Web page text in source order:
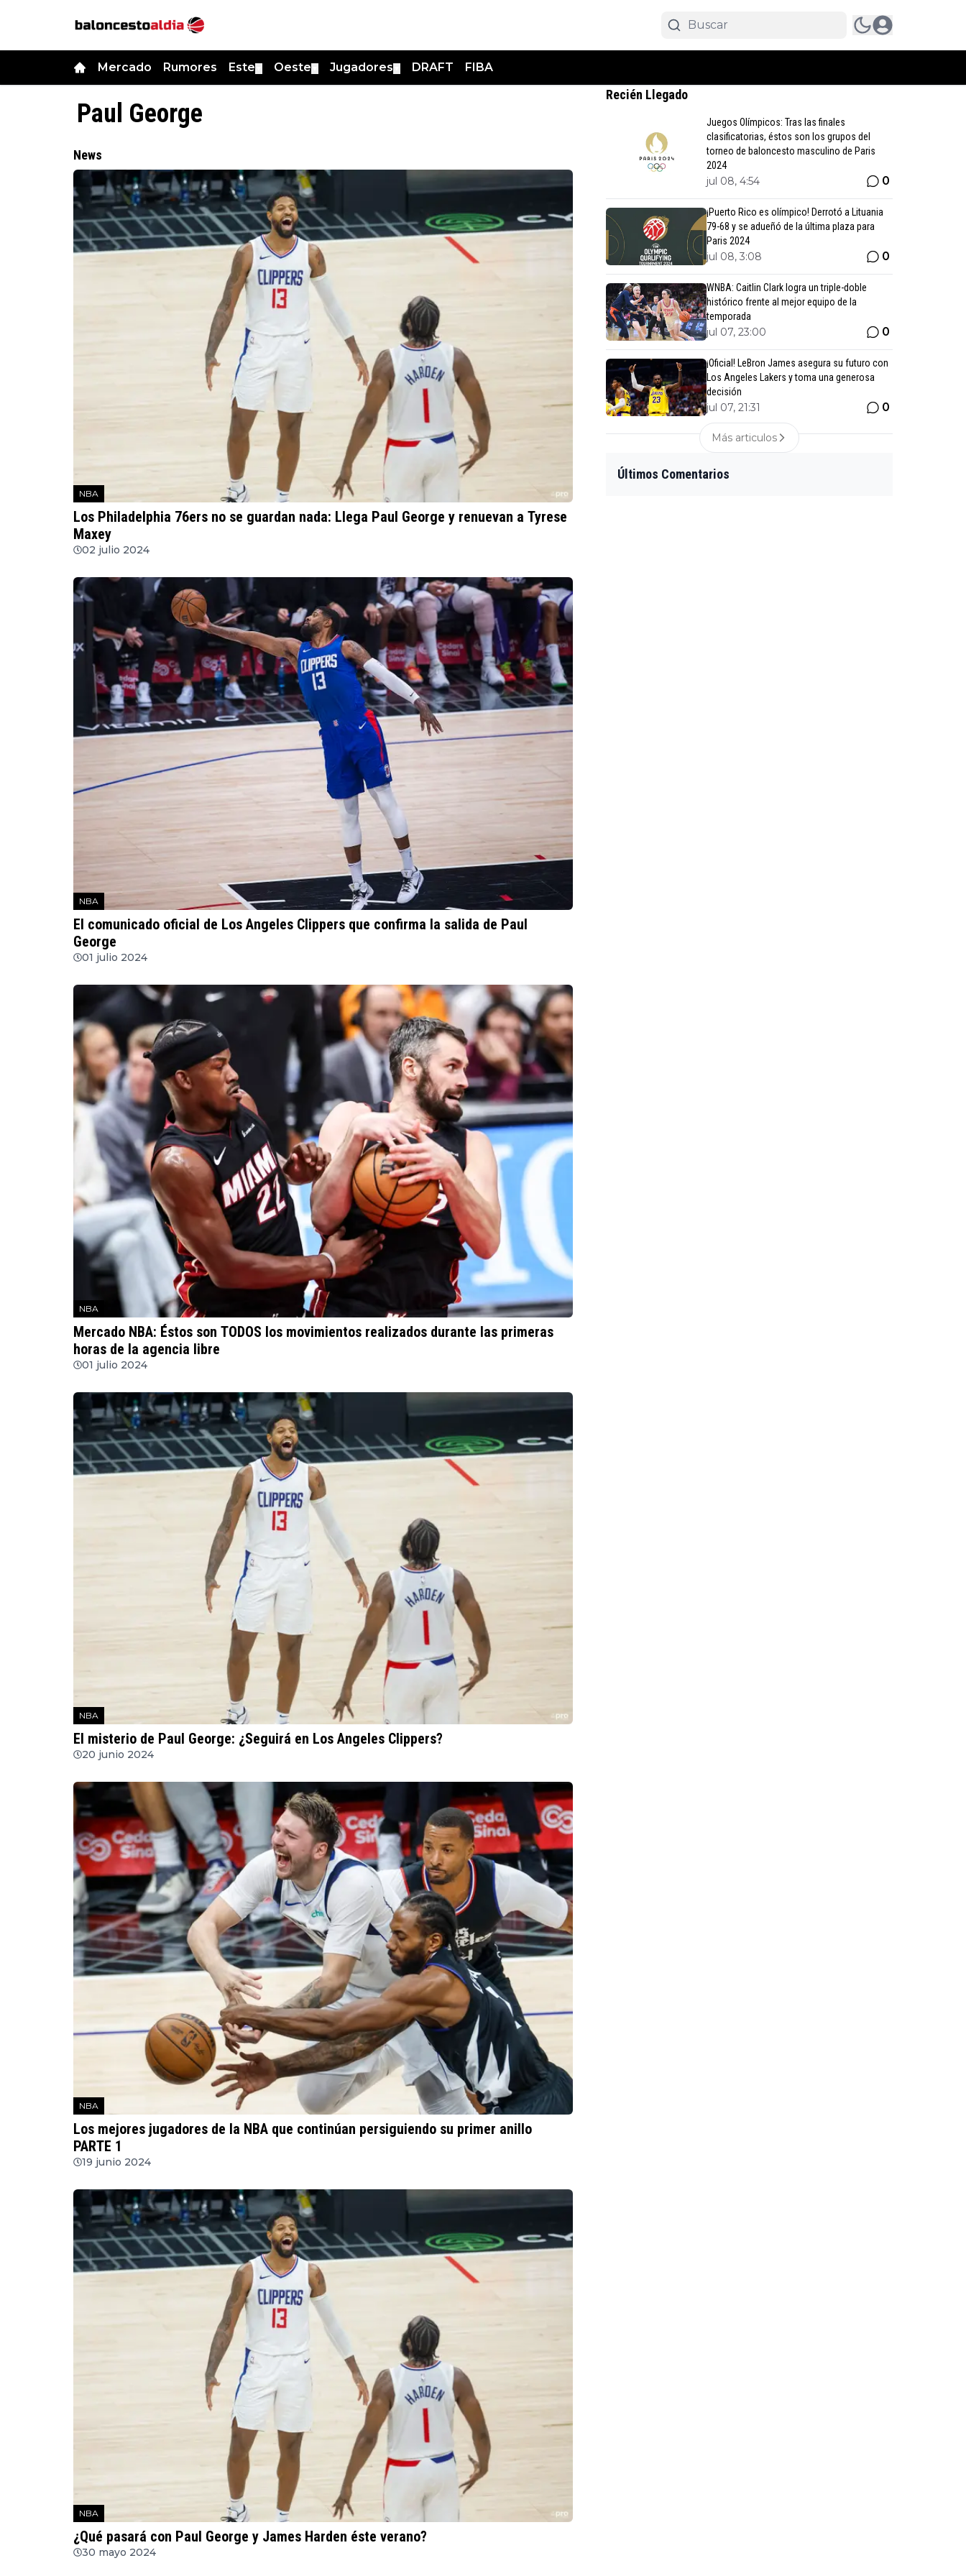
Mercado Rumores Este Oeste Jugadores DRAFT FIBA
Paul George
News
NBA
Los Philadelphia 76ers no se guardan nada: Llega Paul George y renuevan a Tyrese
Maxey
02 julio 2024
NBA
El comunicado oficial de Los Angeles Clippers que confirma la salida de Paul
George
01 julio 2024
NBA
Mercado NBA: Éstos son TODOS los movimientos realizados durante las primeras
horas de la agencia libre
01 julio 2024
NBA
El misterio de Paul George: ¿Seguirá en Los Angeles Clippers?
20 junio 2024
NBA
Los mejores jugadores de la NBA que continúan persiguiendo su primer anillo
PARTE 1
19 junio 2024
NBA
¿Qué pasará con Paul George y James Harden éste verano?
30 mayo 2024
Recién Llegado
Juegos Olímpicos: Tras las finales
clasificatorias, éstos son los grupos del
torneo de baloncesto masculino de Paris
2024
jul 08, 4:54 0
¡Puerto Rico es olímpico! Derrotó a Lituania
79-68 y se adueñó de la última plaza para
Paris 2024
jul 08, 3:08 0
WNBA: Caitlin Clark logra un triple-doble
histórico frente al mejor equipo de la
temporada
jul 07, 23:00 0
¡Oficial! LeBron James asegura su futuro con
Los Angeles Lakers y toma una generosa
decisión
jul 07, 21:31 0
Más articulos
Últimos Comentarios